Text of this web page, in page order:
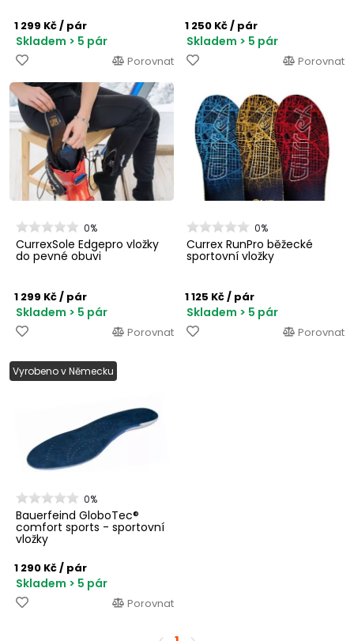
1 299 Kč/ pár
Skladem > 5 pár
Porovnat
1 250 Kč/ pár
Skladem > 5 pár
Porovnat
0%
CurrexSole Edgepro vložky
do pevné obuvi
1 299 Kč/ pár
Skladem > 5 pár
Porovnat
0%
Currex RunPro běžecké
sportovní vložky
1 125 Kč/ pár
Skladem > 5 pár
Porovnat
Vyrobeno v Německu
0%
Bauerfeind GloboTec®
comfort sports - sportovní
vložky
1 290 Kč/ pár
Skladem > 5 pár
Porovnat